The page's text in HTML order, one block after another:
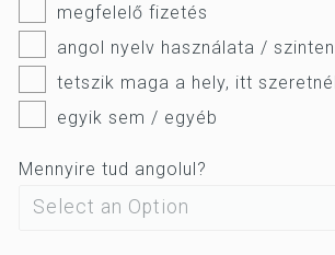
megfelelő fizetés
angol nyelv használata /
tetszik maga a hely, itt
egyik sem / egyéb
Mennyire tud angolul?